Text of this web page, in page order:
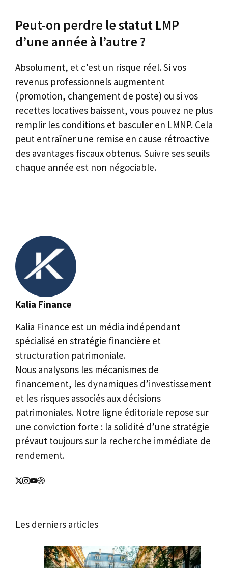
Peut-on perdre le statut LMP
d’une année à l’autre ?
Absolument, et c’est un risque réel. Si vos
revenus professionnels augmentent
(promotion, changement de poste) ou si vos
recettes locatives baissent, vous pouvez ne plus
remplir les conditions et basculer en LMNP. Cela
peut entraîner une remise en cause rétroactive
des avantages fiscaux obtenus. Suivre ses seuils
chaque année est non négociable.
Kalia Finance
Kalia Finance est un média indépendant
spécialisé en stratégie financière et
structuration patrimoniale.
Nous analysons les mécanismes de
financement, les dynamiques d’investissement
et les risques associés aux décisions
patrimoniales. Notre ligne éditoriale repose sur
une conviction forte : la solidité d’une stratégie
prévaut toujours sur la recherche immédiate de
rendement.
Les derniers articles